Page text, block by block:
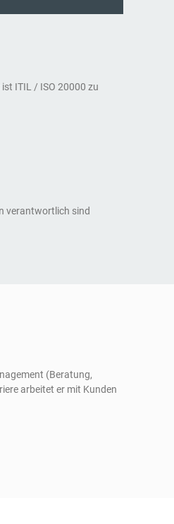
ITIL / ISO 20000 zu
verantwortlich sind
(Beratung,
arbeitet er mit Kunden